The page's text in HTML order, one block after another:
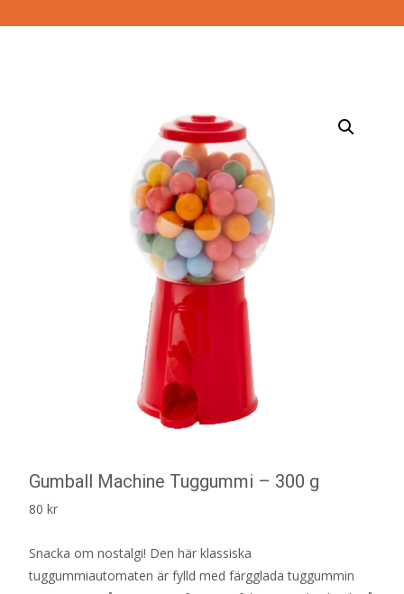
Gumball Machine Tuggummi – 300 g
80 kr
Snacka om nostalgi! Den här klassiska
tuggummiautomaten är fylld med färgglada tuggummin